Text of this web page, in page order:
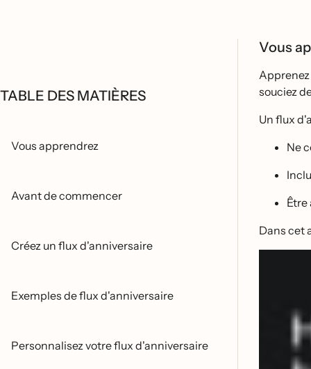
TABLE DES MATIÈRES
Vous apprendrez
Avant de commencer
Créez un flux d'anniversaire
Exemples de flux d'anniversaire
Personnalisez votre flux d'anniversaire
Vous
Apprenez
souciez
Un flux
Ne
Être
Dans cet